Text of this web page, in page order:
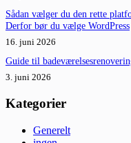
Sådan vælger du den rette
Derfor bør du vælge WordPress
16. juni 2026
Guide til
3. juni 2026
Kategorier
Generelt